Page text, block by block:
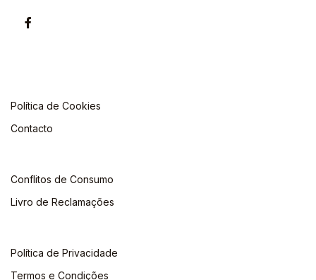
Política de Cookies
Contacto
Conflitos de Consumo
Livro de Reclamações
Política de Privacidade
Termos e Condições